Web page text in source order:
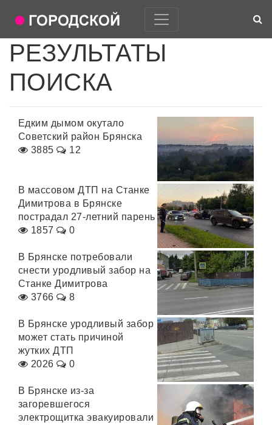
РЕЗУЛЬТАТЫ
ПОИСКА
Едким дымом окутало
Советский район Брянска
3885
12
В массовом ДТП на Станке
Димитрова в Брянске
пострадал 27-летний парень
1857
0
В Брянске потребовали
снести уродливый забор на
Станке Димитрова
3766
8
В Брянске уродливый забор
может стать причиной
жутких ДТП
2026
0
В Брянске из-за
загоревшегося
электрощитка эвакуировали